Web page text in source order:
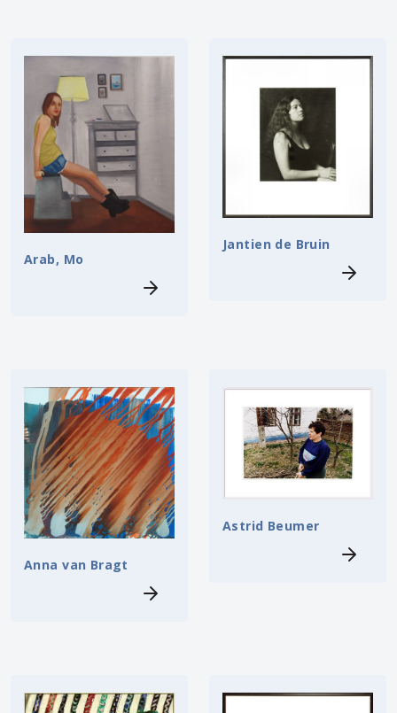
Arab, Mo
Jantien de Bruin
Anna van Bragt
Astrid Beumer